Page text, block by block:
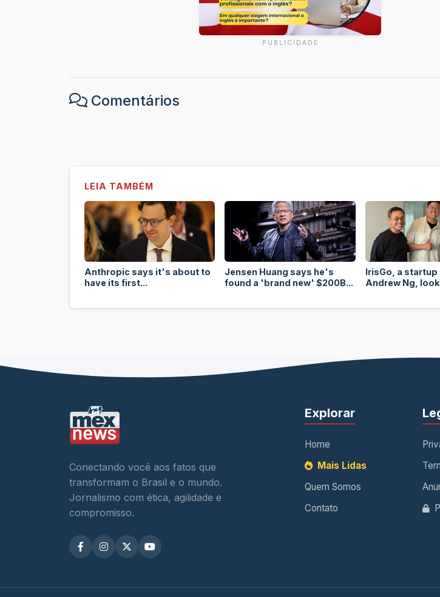
PUBLICIDADE
Comentários
LEIA TAMBÉM
Anthropic says it's about to
have its first...
Jensen Huang says he's
found a 'brand new' $200B...
IrisGo, a
Andrew Ng,
Conectando você aos fatos que
transformam o Brasil e o mundo.
Jornalismo com ética, agilidade e
compromisso.
Explorar
Home
Mais Lidas
Quem Somos
Contato